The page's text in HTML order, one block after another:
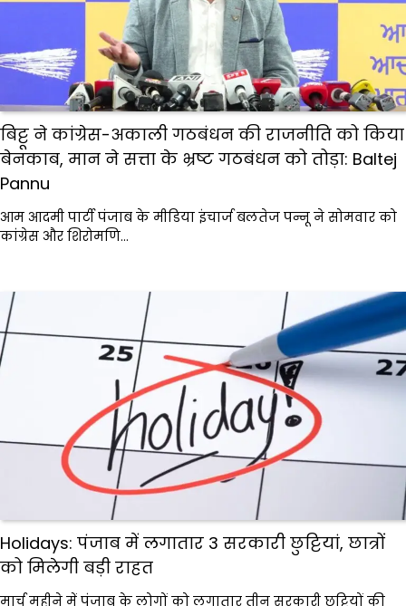
बिट्टू ने कांग्रेस-अकाली गठबंधन की राजनीति को किया
बेनकाब, मान ने सत्ता के भ्रष्ट गठबंधन को तोड़ा: Baltej
Pannu
आम आदमी पार्टी पंजाब के मीडिया इंचार्ज बलतेज पन्नू ने सोमवार को
कांग्रेस और शिरोमणि…
Holidays: पंजाब में लगातार 3 सरकारी छुट्टियां, छात्रों
को मिलेगी बड़ी राहत
मार्च महीने में पंजाब के लोगों को लगातार तीन सरकारी छुट्टियों की